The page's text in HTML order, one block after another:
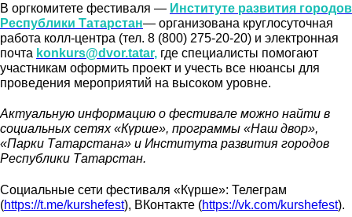
В оргкомитете фестиваля — Институте развития городов
Республики Татарстан— организована круглосуточная
работа колл-центра (тел. 8 (800) 275-20-20) и электронная
почта konkurs@dvor.tatar, где специалисты помогают
участникам оформить проект и учесть все нюансы для
проведения мероприятий на высоком уровне.
Актуальную информацию о фестивале можно найти в
социальных сетях «Күрше», программы «Наш двор»,
«Парки Татарстана» и Института развития городов
Республики Татарстан.
Социальные сети фестиваля «Күрше»: Телеграм
(https://t.me/kurshefest), ВКонтакте (https://vk.com/kurshefest).